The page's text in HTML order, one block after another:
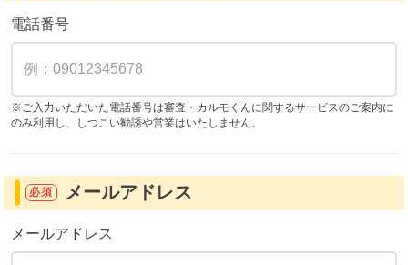
電話番号
※ご入力いただいた電話番号は審査・カルモくんに関するサービスのご案内に
のみ利用し、しつこい勧誘や営業はいたしません。
必須 メールアドレス
メールアドレス